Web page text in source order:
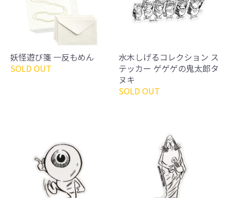
妖怪遊び箋 一反もめん
SOLD OUT
水木しげるコレクション ス
テッカー ゲゲゲの鬼太郎タ
ヌキ
SOLD OUT